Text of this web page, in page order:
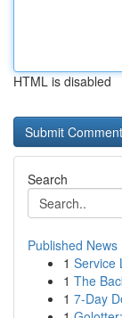
HTML is disabled
Search
Published News
1 Service
1 The
1 7-Day